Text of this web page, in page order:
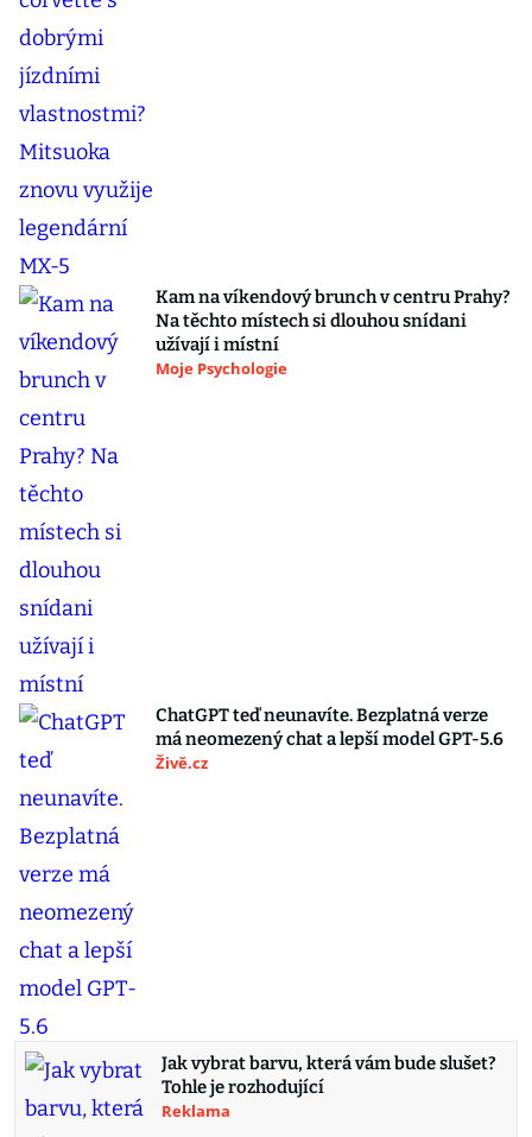
Kam na víkendový brunch v centru Prahy?
Na těchto místech si dlouhou snídani
užívají i místní
Moje Psychologie
ChatGPT teď neunavíte. Bezplatná verze
má neomezený chat a lepší model GPT-5.6
Živě.cz
Jak vybrat barvu, která vám bude slušet?
Tohle je rozhodující
Reklama